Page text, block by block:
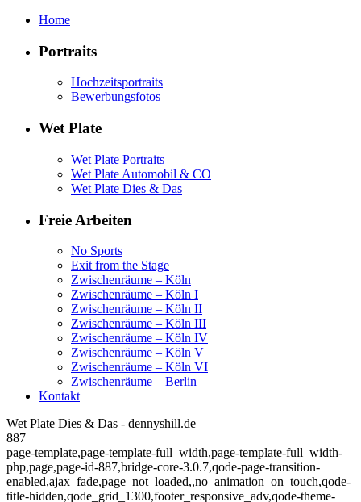
Home
Portraits
Hochzeitsportraits
Bewerbungsfotos
Wet Plate
Wet Plate Portraits
Wet Plate Automobil & CO
Wet Plate Dies & Das
Freie Arbeiten
No Sports
Exit from the Stage
Zwischenräume – Köln
Zwischenräume – Köln I
Zwischenräume – Köln II
Zwischenräume – Köln III
Zwischenräume – Köln IV
Zwischenräume – Köln V
Zwischenräume – Köln VI
Zwischenräume – Berlin
Kontakt
Wet Plate Dies & Das - dennyshill.de
887
page-template,page-template-full_width,page-template-full_width-
php,page,page-id-887,bridge-core-3.0.7,qode-page-transition-
enabled,ajax_fade,page_not_loaded,,no_animation_on_touch,qode-
title-hidden,qode_grid_1300,footer_responsive_adv,qode-theme-